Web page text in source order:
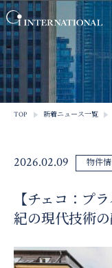
TOP 新着ニュース一覧
2026.02.09 物件
【チェコ：プ
紀の現代技術